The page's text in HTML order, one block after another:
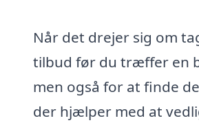
Når det drejer sig om
tilbud før du træffer en
men også for at finde
der hjælper med at